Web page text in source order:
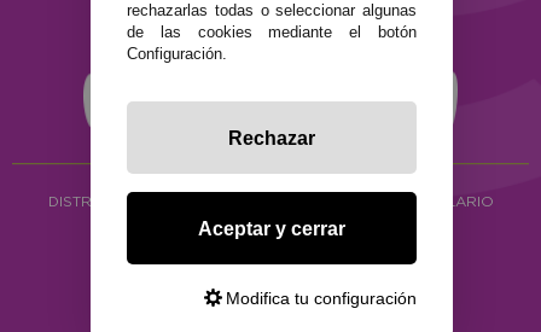
DISTRIBUCIÓN ALIMENTACIÓN ECOLÓGICA Y HERBOLARIO
Copyright © 2026 ·www.ecocash.es
rechazarlas todas o seleccionar algunas
de las cookies mediante el botón
Configuración.
Rechazar
Aceptar y cerrar
Modifica tu configuración